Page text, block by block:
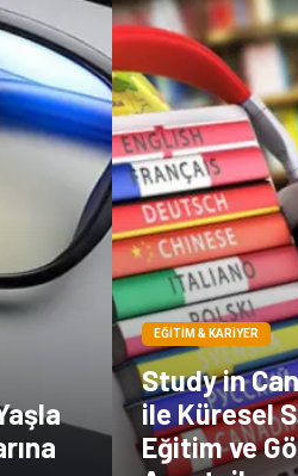
EĞITIM & KARIYER
Study in
ile Küresel
Eğitim ve